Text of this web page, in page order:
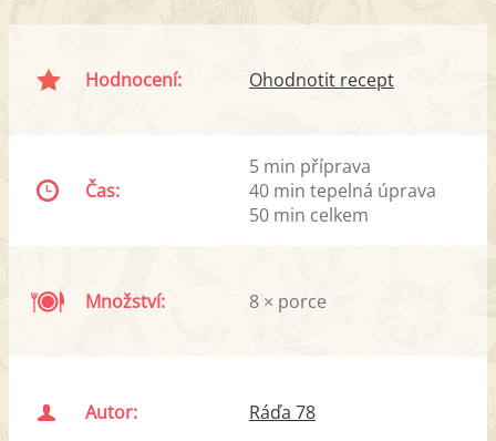
Hodnocení: Ohodnotit recept
Čas:
5 min příprava
40 min tepelná úprava
50 min celkem
Množství: 8 × porce
Autor: Ráďa 78